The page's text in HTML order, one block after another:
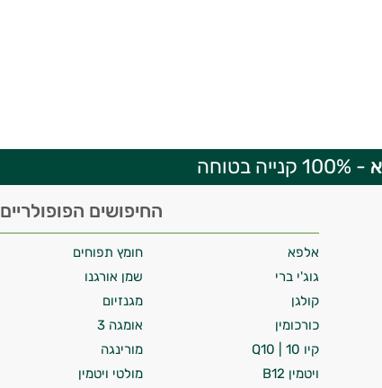
- 100% קנייה בטוחה
החיפושים הפופולריים
אלפא חומץ תפוחים
גוג'י ברי
שמן אורגנו
קולגן
מגנזיום
כורכומין
אומגה 3
קיו 10 | Q10
מורינגה
ויטמין B12
מולטי ויטמין